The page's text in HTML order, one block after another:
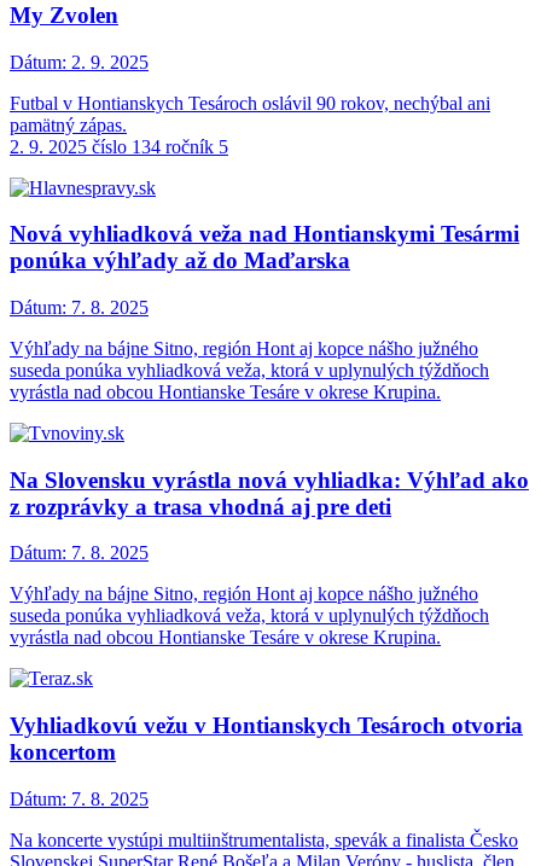
My Zvolen
Dátum: 2. 9. 2025
Futbal v Hontianskych Tesároch oslávil 90 rokov, nechýbal ani
pamätný zápas.
2. 9. 2025 číslo 134 ročník 5
Nová vyhliadková veža nad Hontianskymi Tesármi
ponúka výhľady až do Maďarska
Dátum: 7. 8. 2025
Výhľady na bájne Sitno, región Hont aj kopce nášho južného
suseda ponúka vyhliadková veža, ktorá v uplynulých týždňoch
vyrástla nad obcou Hontianske Tesáre v okrese Krupina.
Na Slovensku vyrástla nová vyhliadka: Výhľad ako
z rozprávky a trasa vhodná aj pre deti
Dátum: 7. 8. 2025
Výhľady na bájne Sitno, región Hont aj kopce nášho južného
suseda ponúka vyhliadková veža, ktorá v uplynulých týždňoch
vyrástla nad obcou Hontianske Tesáre v okrese Krupina.
Vyhliadkovú vežu v Hontianskych Tesároch otvoria
koncertom
Dátum: 7. 8. 2025
Na koncerte vystúpi multiinštrumentalista, spevák a finalista Česko
Slovenskej SuperStar René Bošeľa a Milan Veróny - huslista, člen